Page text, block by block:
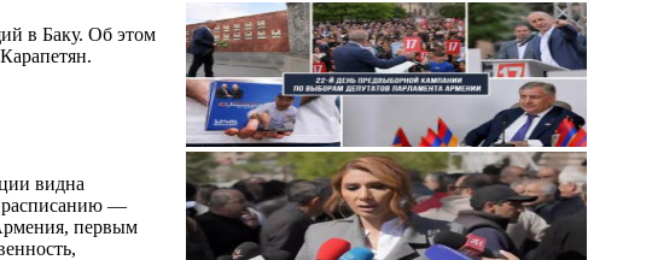
в Баку. Об этом
видна
расписанию —
первым